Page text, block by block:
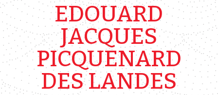
EDOUARD
JACQUES
PICQUENARD
DES LANDES